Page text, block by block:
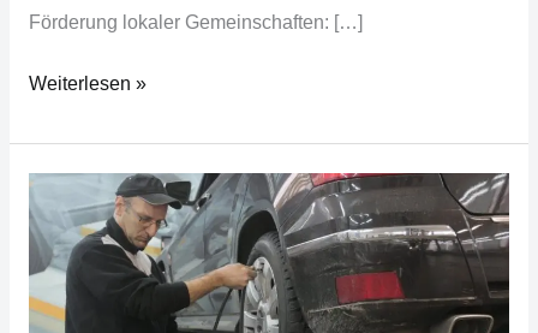
Förderung lokaler Gemeinschaften: […]
Weiterlesen »
Revision
im
Strafrecht